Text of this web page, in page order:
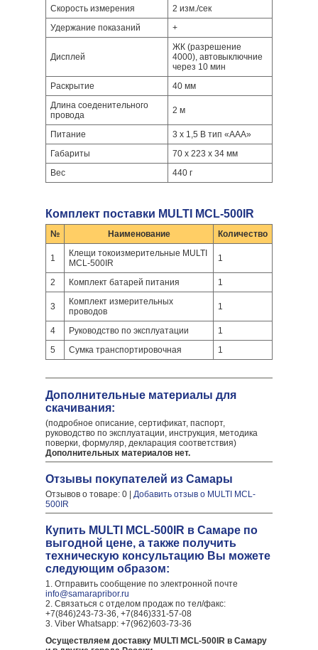
Скорость измерения
2 изм./сек
Удержание показаний
+
Дисплей
ЖК (разрешение
4000), автовыключние
через 10 мин
Раскрытие
40 мм
Длина соеденительного
провода
2 м
Питание
3 х 1,5 В тип «ААА»
Габариты
70 х 223 х 34 мм
Вес
440 г
Комплект поставки MULTI MCL-500IR
№ Наименование Количество
1
Клещи токоизмерительные MULTI
MCL-500IR
1
2 Комплект батарей питания 1
3
Комплект измерительных
проводов
1
4 Руководство по эксплуатации
1
5
Сумка транспортировочная 1
Дополнительные материалы для
скачивания:
(подробное описание, сертификат, паспорт,
руководство по эксплуатации, инструкция, методика
поверки, формуляр, декларация соответствия)
Дополнительных материалов нет.
Отзывы покупателей из Самары
Отзывов о товаре: 0 | Добавить отзыв о MULTI MCL-
500IR
Купить MULTI MCL-500IR в Самаре по
выгодной цене, а также получить
техническую консультацию Вы можете
следующим образом:
1. Отправить сообщение по электронной почте
info@samarapribor.ru
2. Связаться с отделом продаж по тел/факс:
+7(846)243-73-36, +7(846)331-57-08
3. Viber Whatsapp: +7(962)603-73-36
Осуществляем доставку MULTI MCL-500IR в Самару